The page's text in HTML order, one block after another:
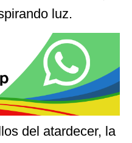
luz.
del atardecer, la